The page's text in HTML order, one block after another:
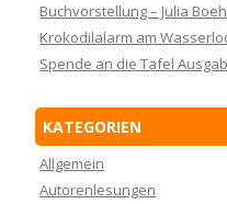
Buchvorstellung – Julia
Krokodilalarm am
Spende an die Tafel
KATEGORIEN
Allgemein
Autorenlesungen